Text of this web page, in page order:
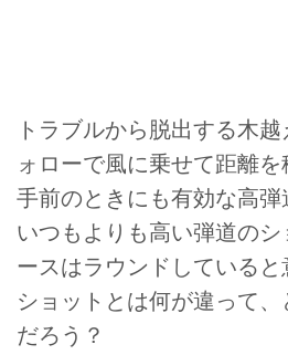
トラブルから脱出する木
ォローで風に乗せて距離
手前のときにも有効な高弾
いつもよりも高い弾道の
ースはラウンドしている
ショットとは何が違って
だろう？